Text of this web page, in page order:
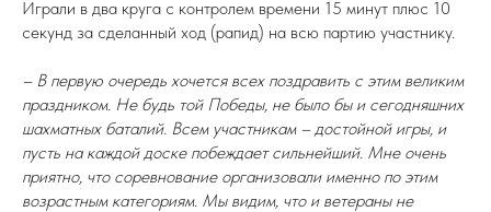
Играли в два круга с контролем времени 15 минут плюс 10
секунд за сделанный ход (рапид) на всю партию участнику.
– В первую очередь хочется всех поздравить с этим великим
праздником. Не будь той Победы, не было бы и сегодняшних
шахматных баталий. Всем участникам – достойной игры, и
пусть на каждой доске побеждает сильнейший. Мне очень
приятно, что соревнование организовали именно по этим
возрастным категориям. Мы видим, что и ветераны не